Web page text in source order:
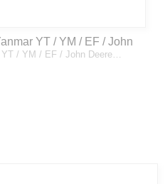
YT / YM / EF / John
YT / YM / EF / John Deere…